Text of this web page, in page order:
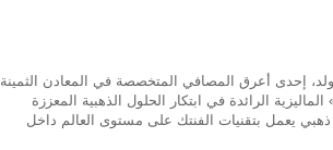
جولد، إحدى أعرق المصافي المتخصصة في المعادن الثمينة
الرائدة في ابتكار الحلول الذهبية المعززة
يعمل بتقنيات الفنتك على مستوى العالم داخل